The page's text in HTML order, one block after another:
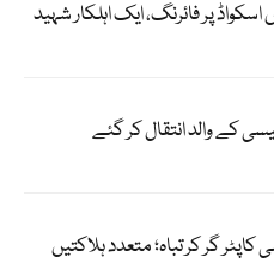
پر فائرنگ، ایک اہلکار شہید
کے والد انتقال کر گئے